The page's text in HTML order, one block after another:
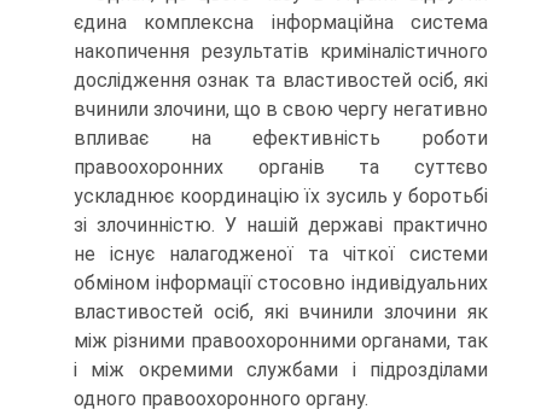
єдина комплексна інформаційна система
накопичення результатів криміналістичного
дослідження ознак та властивостей осіб, які
вчинили злочини, що в свою чергу негативно
впливає на ефективність роботи
правоохоронних органів та суттєво
ускладнює координацію їх зусиль у боротьбі
зі злочинністю. У нашій державі практично
не існує налагодженої та чіткої системи
обміном інформації стосовно індивідуальних
властивостей осіб, які вчинили злочини як
між різними правоохоронними органами, так
і між окремими службами і підрозділами
одного правоохоронного органу.